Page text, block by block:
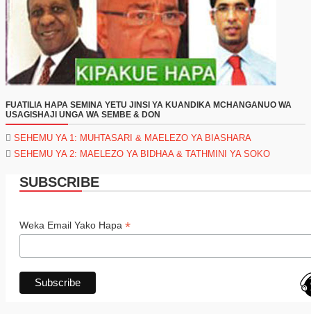
FUATILIA HAPA SEMINA YETU JINSI YA KUANDIKA MCHANGANUO WA
USAGISHAJI UNGA WA SEMBE & DON
SEHEMU YA 1: MUHTASARI & MAELEZO YA BIASHARA
SEHEMU YA 2: MAELEZO YA BIDHAA & TATHMINI YA SOKO
SUBSCRIBE
Weka Email Yako Hapa *